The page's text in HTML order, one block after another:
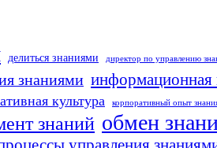
делиться знаниями директор по управлению
знаниями информационная
культура корпоративный опыт
знаний обмен